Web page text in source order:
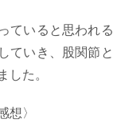
ていると思われ
ていき、股関節
した。
想〉